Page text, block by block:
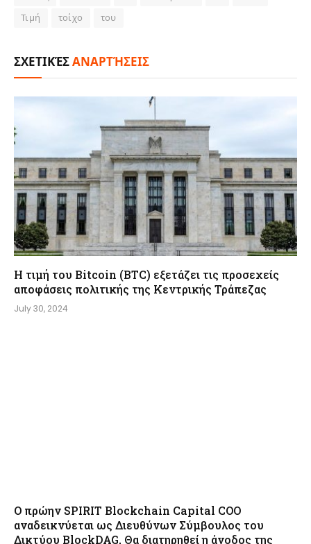
Τιμή
τοίχο του
ΣΧΕΤΙΚΈΣΑΝΑΡΤΉΣΕΙΣ
Η τιμή του Bitcoin (BTC) εξετάζει τις προσεχείς
αποφάσεις πολιτικής της Κεντρικής Τράπεζας
July 30, 2024
Ο πρώην SPIRIT Blockchain Capital COO
αναδεικνύεται ως Διευθύνων Σύμβουλος του
Δικτύου BlockDAG, Θα διατηρηθεί η άνοδος της